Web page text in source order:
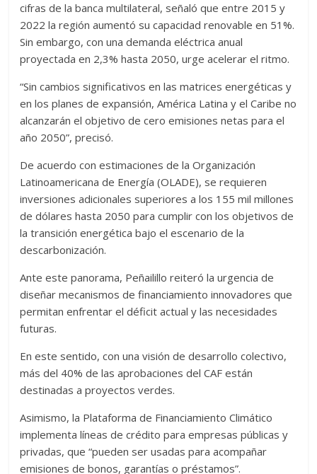
cifras de la banca multilateral, señaló que entre 2015 y
2022 la región aumentó su capacidad renovable en 51%.
Sin embargo, con una demanda eléctrica anual
proyectada en 2,3% hasta 2050, urge acelerar el ritmo.
“Sin cambios significativos en las matrices energéticas y
en los planes de expansión, América Latina y el Caribe no
alcanzarán el objetivo de cero emisiones netas para el
año 2050”, precisó.
De acuerdo con estimaciones de la Organización
Latinoamericana de Energía (OLADE), se requieren
inversiones adicionales superiores a los 155 mil millones
de dólares hasta 2050 para cumplir con los objetivos de
la transición energética bajo el escenario de la
descarbonización.
Ante este panorama, Peñailillo reiteró la urgencia de
diseñar mecanismos de financiamiento innovadores que
permitan enfrentar el déficit actual y las necesidades
futuras.
En este sentido, con una visión de desarrollo colectivo,
más del 40% de las aprobaciones del CAF están
destinadas a proyectos verdes.
Asimismo, la Plataforma de Financiamiento Climático
implementa líneas de crédito para empresas públicas y
privadas, que “pueden ser usadas para acompañar
emisiones de bonos, garantías o préstamos”.